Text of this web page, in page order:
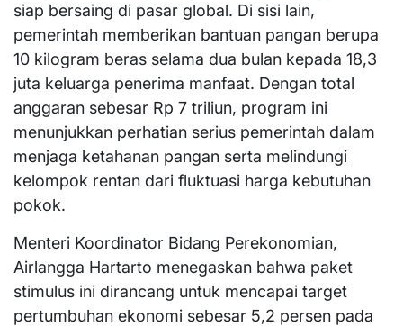
siap bersaing di pasar global. Di sisi lain,
pemerintah memberikan bantuan pangan berupa
10 kilogram beras selama dua bulan kepada 18,3
juta keluarga penerima manfaat. Dengan total
anggaran sebesar Rp 7 triliun, program ini
menunjukkan perhatian serius pemerintah dalam
menjaga ketahanan pangan serta melindungi
kelompok rentan dari fluktuasi harga kebutuhan
pokok.
Menteri Koordinator Bidang Perekonomian,
Airlangga Hartarto menegaskan bahwa paket
stimulus ini dirancang untuk mencapai target
pertumbuhan ekonomi sebesar 5,2 persen pada